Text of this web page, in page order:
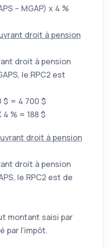
– MGAP) x 4 %
droit à pension
droit à pension
le RPC2 est
$ = 4 700 $
4 % = 188 $
droit à pension
droit à pension
le RPC2 est de
montant saisi par
par l’impôt.